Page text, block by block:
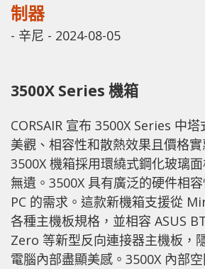
制器
- 辛尼 - 2024-08-05
3500X Series 機箱
CORSAIR 宣布 3500X Series 中
美觀、相容性和散熱效果且價格實
3500X 機箱採用環繞式鋼化玻璃
無遺。3500X 具有廣泛的硬件相
PC 的需求。這款新機箱支援從
各種主機板規格，並相容 ASUS
Zero 等新型反向連接器主機板，
電腦內部盡顯美感。3500X 內部